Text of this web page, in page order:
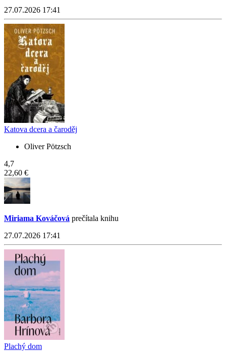
27.07.2026 17:41
Katova dcera a čaroděj
Oliver Pötzsch
4,7
22,60 €
Miriama Kováčová prečítala knihu
27.07.2026 17:41
Plachý dom